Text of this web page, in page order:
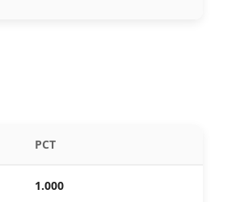
PCT
1.000